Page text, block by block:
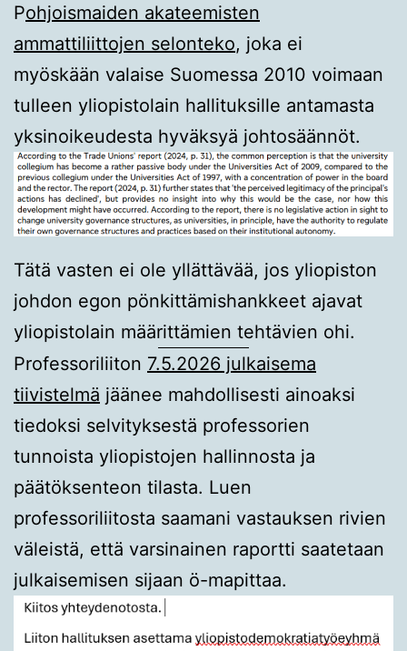
Pohjoismaiden akateemisten
ammattiliittojen selonteko, joka ei
myöskään valaise Suomessa 2010 voimaan
tulleen yliopistolain hallituksille antamasta
yksinoikeudesta hyväksyä johtosäännöt.
Tätä vasten ei ole yllättävää, jos yliopiston
johdon egon pönkittämishankkeet ajavat
yliopistolain määrittämien tehtävien ohi.
Professoriliiton 7.5.2026 julkaisema
tiivistelmä jäänee mahdollisesti ainoaksi
tiedoksi selvityksestä professorien
tunnoista yliopistojen hallinnosta ja
päätöksenteon tilasta. Luen
professoriliitosta saamani vastauksen rivien
väleistä, että varsinainen raportti saatetaan
julkaisemisen sijaan ö-mapittaa.